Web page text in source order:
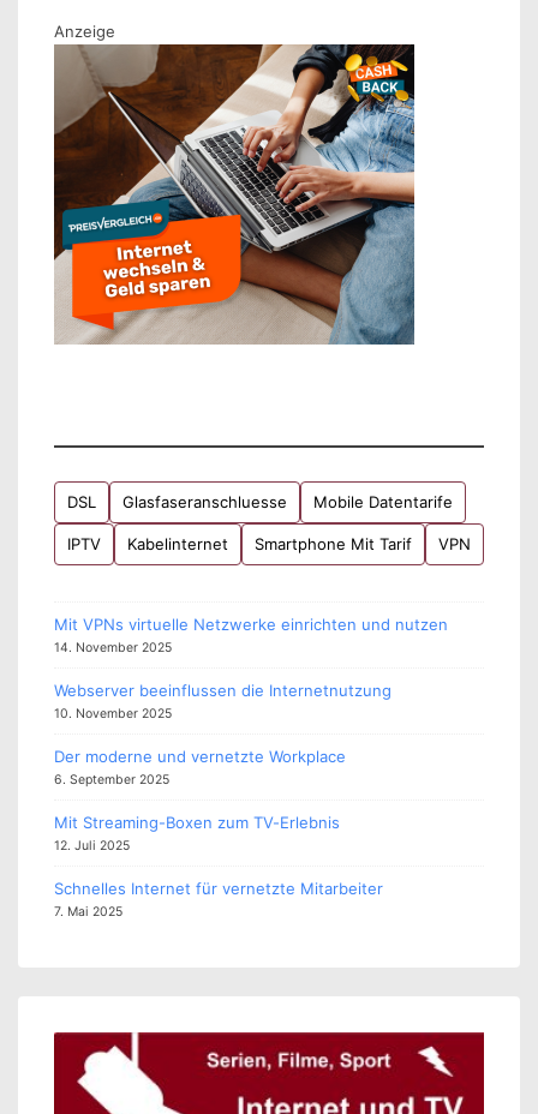
Anzeige
DSL Glasfaseranschluesse Mobile Datentarife
IPTV Kabelinternet Smartphone Mit Tarif VPN
Mit VPNs virtuelle Netzwerke einrichten und nutzen
14. November 2025
Webserver beeinflussen die Internetnutzung
10. November 2025
Der moderne und vernetzte Workplace
6. September 2025
Mit Streaming-Boxen zum TV-Erlebnis
12. Juli 2025
Schnelles Internet für vernetzte Mitarbeiter
7. Mai 2025